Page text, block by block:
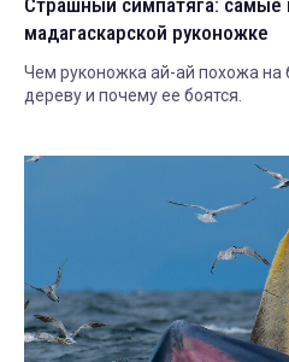
Страшный симпатяга:
мадагаскарской руконожке
Чем руконожка ай-ай похожа на
дереву и почему ее боятся.